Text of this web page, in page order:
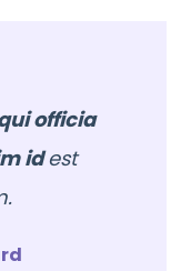
officia
idest